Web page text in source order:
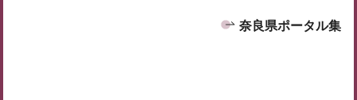
奈良県ポータル集